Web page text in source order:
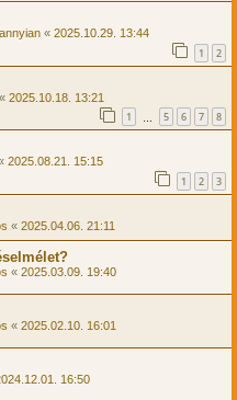
« 2025.10.29. 13:44
1 2
« 2025.10.18. 13:21
1 5 6 7 8
2025.08.21. 15:15
1 2 3
« 2025.04.06. 21:11
« 2025.03.09. 19:40
« 2025.02.10. 16:01
16:50